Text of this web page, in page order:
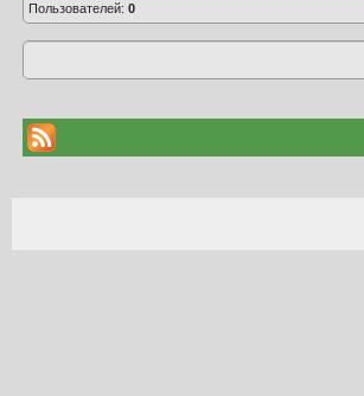
Пользователей:0